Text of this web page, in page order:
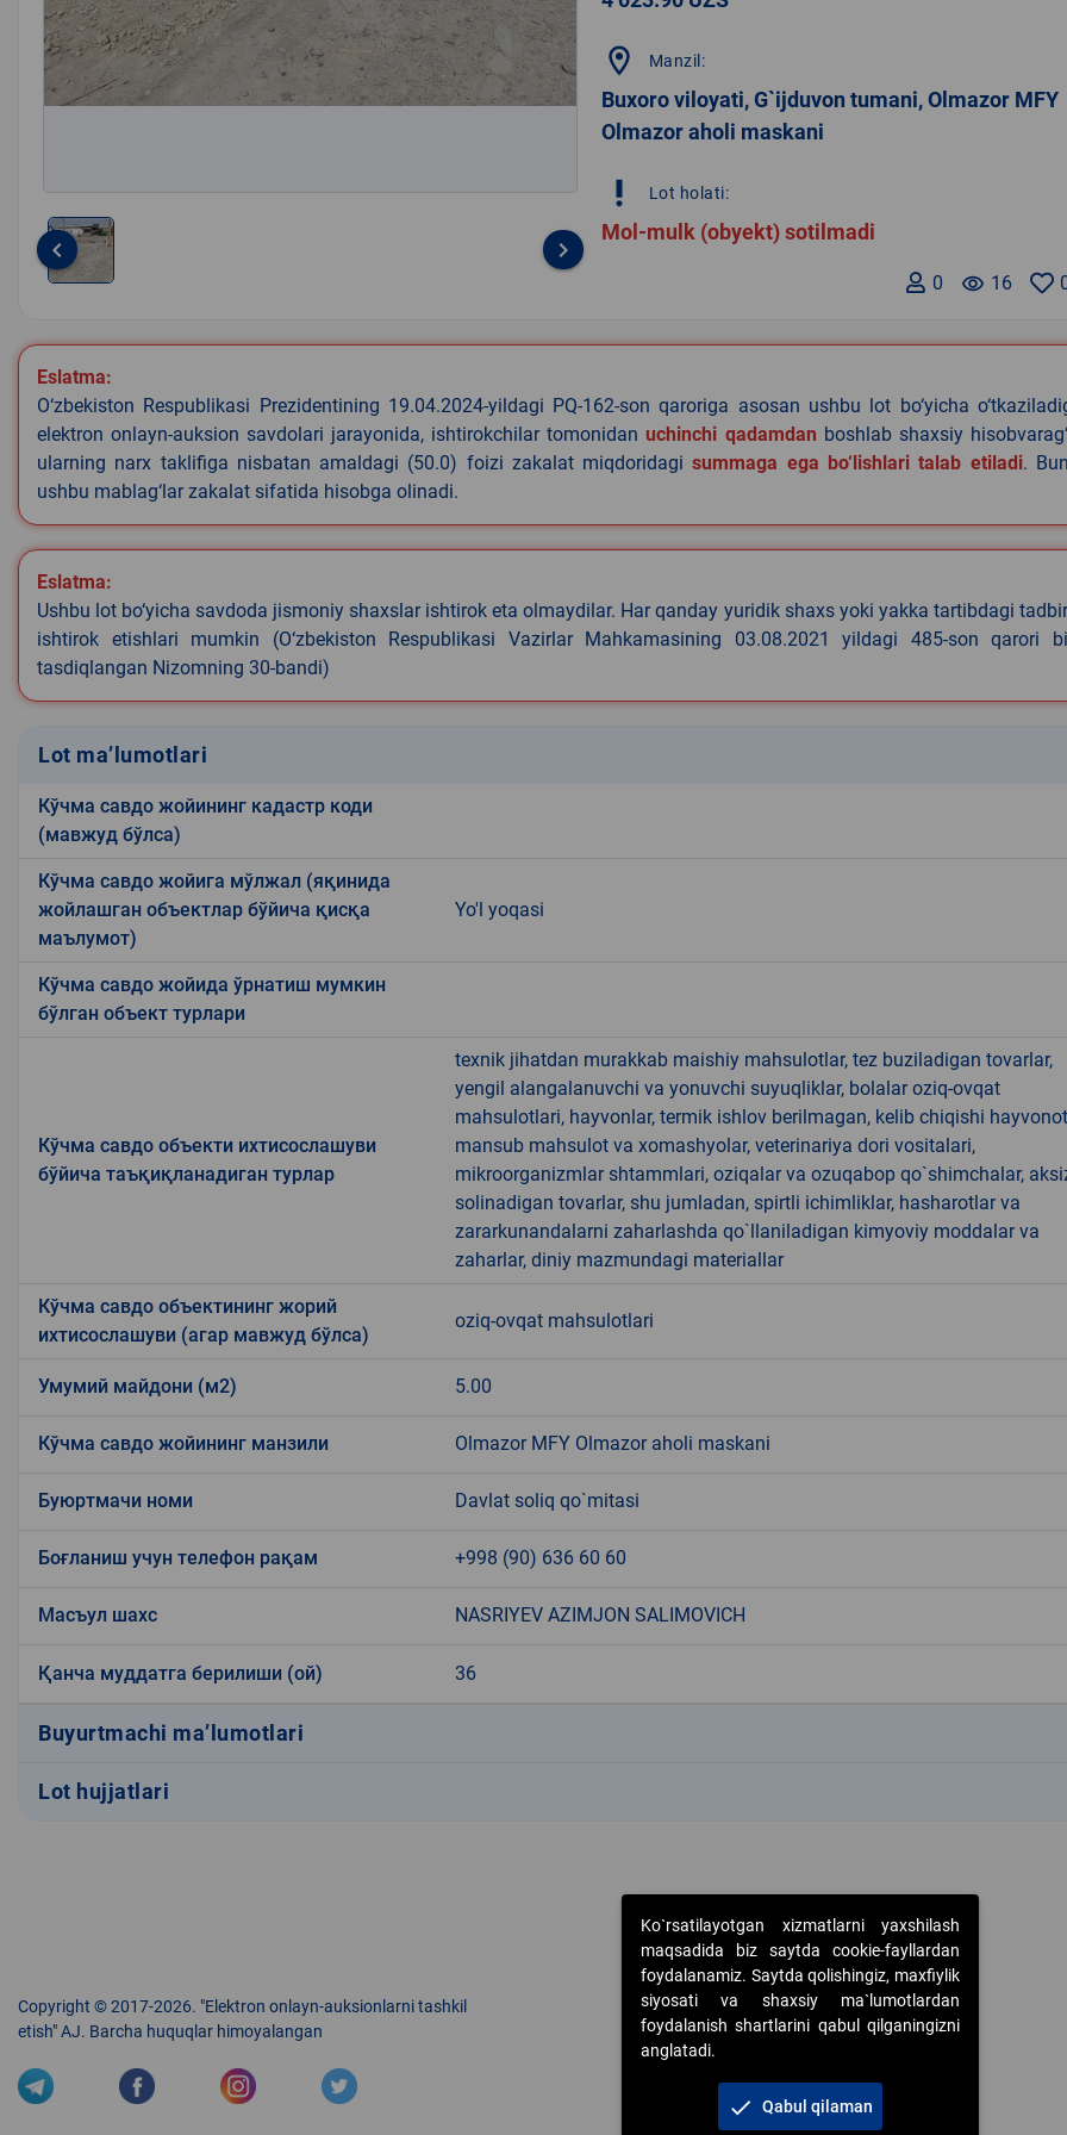
of
1
keyboard_arrow_left keyboard_arrow_right
location_on Manzil:
Buxoro viloyati, G`ijduvon tumani, Olmazor MFY
Olmazor aholi maskani
priority_high Lot holati:
Mol-mulk (obyekt) sotilmadi
remove_red_eye 16
0
Eslatma:
O‘zbekiston Respublikasi Prezidentining 19.04.2024-yildagi PQ-162-son qaroriga asosan ushbu lot bo‘yicha
elektron onlayn-auksion savdolari jarayonida, ishtirokchilar tomonidanuchinchi qadamdan boshlab shaxsiy
ularning narx taklifiga nisbatan amaldagi (50.0) foizi zakalat miqdoridagisummaga ega bo‘lishlari talab etiladi.
ushbu mablag‘lar zakalat sifatida hisobga olinadi.
Eslatma:
Ushbu lot bo‘yicha savdoda jismoniy shaxslar ishtirok eta olmaydilar. Har qanday yuridik shaxs yoki yakka tartibdagi
ishtirok etishlari mumkin (O‘zbekiston Respublikasi Vazirlar Mahkamasining 03.08.2021 yildagi 485-son qarori
tasdiqlangan Nizomning 30-bandi)
Lot ma’lumotlari
Кўчма савдо жойининг кадастр коди
(мавжуд бўлса)
Кўчма савдо жойига мўлжал (яқинида
жойлашган объектлар бўйича қисқа
маълумот)
Yo'l yoqasi
Кўчма савдо жойида ўрнатиш мумкин
бўлган объект турлари
Кўчма савдо объекти ихтисослашуви
бўйича таъқиқланадиган турлар
texnik jihatdan murakkab maishiy mahsulotlar, tez buziladigan tovarlar,
yengil alangalanuvchi va yonuvchi suyuqliklar, bolalar oziq-ovqat
mahsulotlari, hayvonlar, termik ishlov berilmagan, kelib chiqishi
mansub mahsulot va xomashyolar, veterinariya dori vositalari,
mikroorganizmlar shtammlari, oziqalar va ozuqabop qo`shimchalar,
solinadigan tovarlar, shu jumladan, spirtli ichimliklar, hasharotlar va
zararkunandalarni zaharlashda qo`llaniladigan kimyoviy moddalar va
zaharlar, diniy mazmundagi materiallar
Кўчма савдо объектининг жорий
ихтисослашуви (агар мавжуд бўлса)
oziq-ovqat mahsulotlari
Умумий майдони (м2) 5.00
Кўчма савдо жойининг манзили Olmazor MFY Olmazor aholi maskani
Буюртмачи номи Davlat soliq qo`mitasi
Боғланиш учун телефон рақам +998 (90) 636 60 60
Масъул шахс NASRIYEV AZIMJON SALIMOVICH
Қанча муддатга берилиши (ой) 36
Buyurtmachi ma’lumotlari
Lot hujjatlari
Copyright © 2017-2026. "Elektron onlayn-auksionlarni tashkil
etish" AJ. Barcha huquqlar himoyalangan
Ko`rsatilayotgan xizmatlarni yaxshilash
maqsadida biz saytda cookie-fayllardan
foydalanamiz. Saytda qolishingiz, maxfiylik
siyosati va shaxsiy ma`lumotlardan
foydalanish shartlarini qabul qilganingizni
anglatadi.
check Qabul qilaman